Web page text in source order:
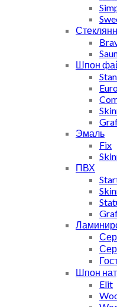
Шпон
Эмаль
Fix
ПВХ
Шпон
Elit